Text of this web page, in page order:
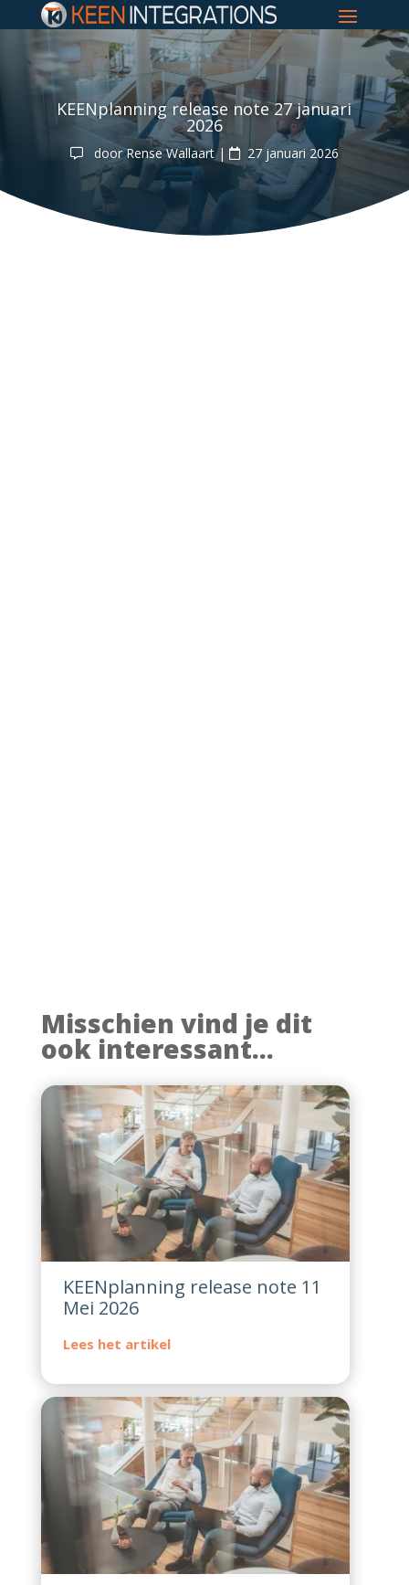
KEENplanning release note 27 januari
2026
doorRense Wallaart| 27 januari 2026
Misschien vind je dit
ook interessant...
KEENplanning release note 11
Mei 2026